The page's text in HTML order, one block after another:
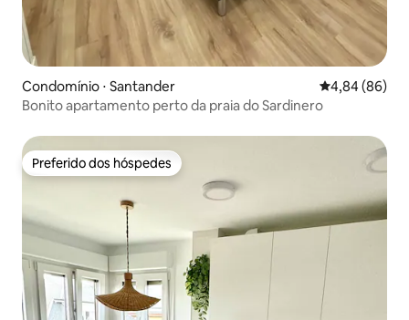
Condomínio ⋅ Santander 4,84 de uma
4,84 (86)
Bonito apartamento perto da praia do Sardinero
Preferido dos hóspedes
Preferido dos hóspedes